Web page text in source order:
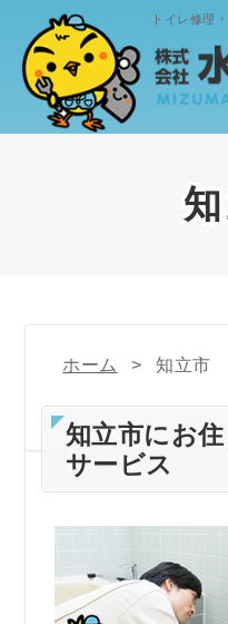
トイレ修理
ホーム 知立市
知立市にお住
サービス